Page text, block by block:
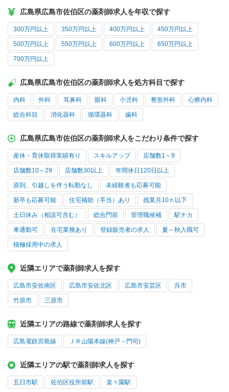
広島県広島市佐伯区の薬剤師求人を年収で探す
300万円以上 350万円以上 400万円以上 450万円以上
500万円以上 550万円以上 600万円以上 650万円以上
700万円以上
広島県広島市佐伯区の薬剤師求人を処方科目で探す
内科 外科 耳鼻科 眼科 小児科 整形外科 心療内科
総合科目 消化器科 循環器科 歯科
広島県広島市佐伯区の薬剤師求人をこだわり条件で探す
産休・育休取得実績有り スキルアップ 店舗数1～9
店舗数10～29 店舗数30以上 年間休日120日以上
原則、引越しを伴う転勤なし 未経験者も応募可能
新卒も応募可能 住宅補助（手当）あり 残業月10ｈ以下
土日休み（相談可含む） 総合門前 管理職候補 駅チカ
車通勤可 在宅業務あり 登録販売者の求人 夏～秋入職可
積極採用中の求人
近隣エリアで薬剤師求人を探す
広島市安佐南区 広島市安佐北区 広島市安芸区 呉市
竹原市 三原市
近隣エリアの路線で薬剤師求人を探す
広島電鉄宮島線 ＪＲ山陽本線(神戸－門司)
近隣エリアの駅で薬剤師求人を探す
五日市駅 佐伯区役所前駅 楽々園駅